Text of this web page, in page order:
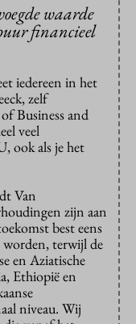
waarde
financieel
iedereen in het
zelf
Business and
veel
ook als je het
Van
zijn aan
best eens
terwijl de
en Aziatische
Ethiopië en
niveau. Wij